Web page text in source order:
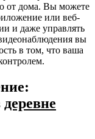
от дома. Вы можете
или веб-
и даже управлять
вы
в том, что ваша
деревне